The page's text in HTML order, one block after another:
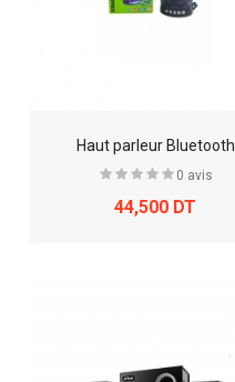
Haut parleur Bluetooth
0 avis
44,500 DT